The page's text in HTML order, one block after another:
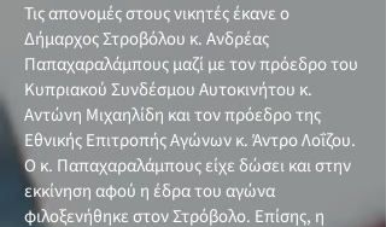
Τις απονομές στους νικητές έκανε ο
Δήμαρχος Στροβόλου κ. Ανδρέας
Παπαχαραλάμπους μαζί με τον πρόεδρο του
Κυπριακού Συνδέσμου Αυτοκινήτου κ.
Αντώνη Μιχαηλίδη και τον πρόεδρο της
Εθνικής Επιτροπής Αγώνων κ. Άντρο Λοΐζου.
Ο κ. Παπαχαραλάμπους είχε δώσει και στην
εκκίνηση αφού η έδρα του αγώνα
φιλοξενήθηκε στον Στρόβολο. Επίσης, η